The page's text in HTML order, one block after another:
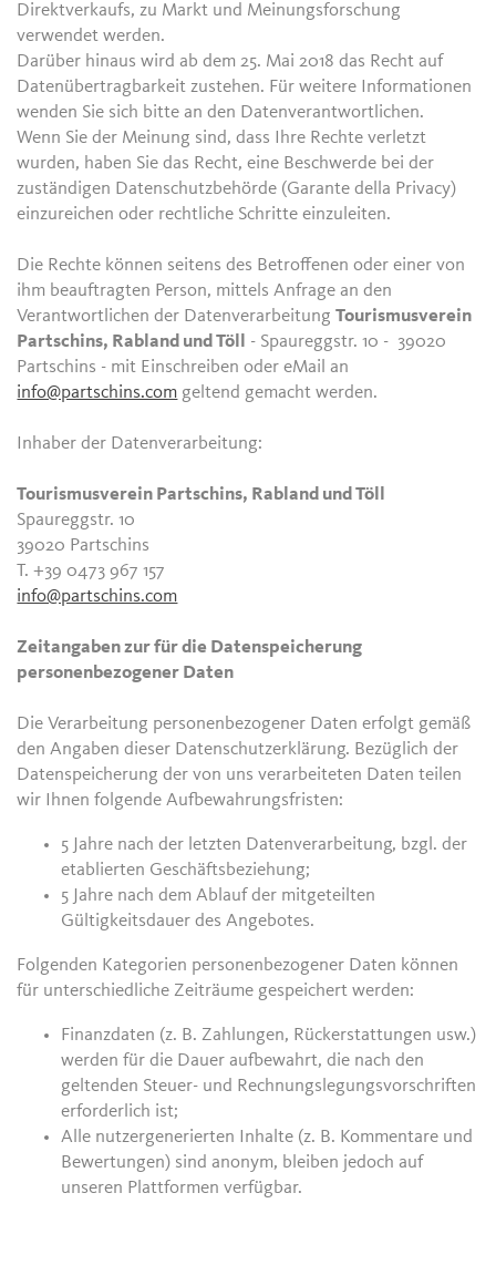
Direktverkaufs, zu Markt und Meinungsforschung
verwendet werden.
Darüber hinaus wird ab dem 25. Mai 2018 das Recht auf
Datenübertragbarkeit zustehen. Für weitere Informationen
wenden Sie sich bitte an den Datenverantwortlichen.
Wenn Sie der Meinung sind, dass Ihre Rechte verletzt
wurden, haben Sie das Recht, eine Beschwerde bei der
zuständigen Datenschutzbehörde (Garante della Privacy)
einzureichen oder rechtliche Schritte einzuleiten.
Die Rechte können seitens des Betroffenen oder einer von
ihm beauftragten Person, mittels Anfrage an den
Verantwortlichen der DatenverarbeitungTourismusverein
Partschins, Rabland und Töll
- Spaureggstr. 10 - 39020
Partschins - mit Einschreiben oder eMail an
info@partschins.com geltend gemacht werden.
Inhaber der Datenverarbeitung:
Tourismusverein Partschins, Rabland und Töll
Spaureggstr. 10
39020 Partschins
T. +39 0473 967 157
info@partschins.com
Zeitangaben zur für die Datenspeicherung
personenbezogener Daten
Die Verarbeitung personenbezogener Daten erfolgt gemäß
den Angaben dieser Datenschutzerklärung. Bezüglich der
Datenspeicherung der von uns verarbeiteten Daten teilen
wir Ihnen folgende Aufbewahrungsfristen:
5 Jahre nach der letzten Datenverarbeitung, bzgl. der
etablierten Geschäftsbeziehung;
5 Jahre nach dem Ablauf der mitgeteilten
Gültigkeitsdauer des Angebotes.
Folgenden Kategorien personenbezogener Daten können
für unterschiedliche Zeiträume gespeichert werden:
Finanzdaten (z. B. Zahlungen, Rückerstattungen usw.)
werden für die Dauer aufbewahrt, die nach den
geltenden Steuer- und Rechnungslegungsvorschriften
erforderlich ist;
Alle nutzergenerierten Inhalte (z. B. Kommentare und
Bewertungen) sind anonym, bleiben jedoch auf
unseren Plattformen verfügbar.